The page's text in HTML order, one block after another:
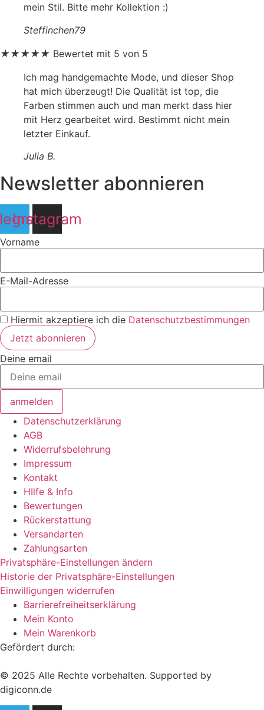
mein Stil. Bitte mehr Kollektion :)
Steffinchen79
★★★★★ Bewertet mit 5 von 5
Ich mag handgemachte Mode, und dieser Shop
hat mich überzeugt! Die Qualität ist top, die
Farben stimmen auch und man merkt dass hier
mit Herz gearbeitet wird. Bestimmt nicht mein
letzter Einkauf.
Julia B.
Newsletter abonnieren
Instagram
Vorname
E-Mail-Adresse
Hiermit akzeptiere ich die Datenschutzbestimmungen
Deine email
anmelden
Datenschutzerklärung
AGB
Widerrufsbelehrung
Impressum
Kontakt
HIlfe & Info
Bewertungen
Rückerstattung
Versandarten
Zahlungsarten
Privatsphäre-Einstellungen ändern
Historie der Privatsphäre-Einstellungen
Einwilligungen widerrufen
Barrierefreiheitserklärung
Mein Konto
Mein Warenkorb
Gefördert durch:
© 2025 Alle Rechte vorbehalten. Supported by
digiconn.de